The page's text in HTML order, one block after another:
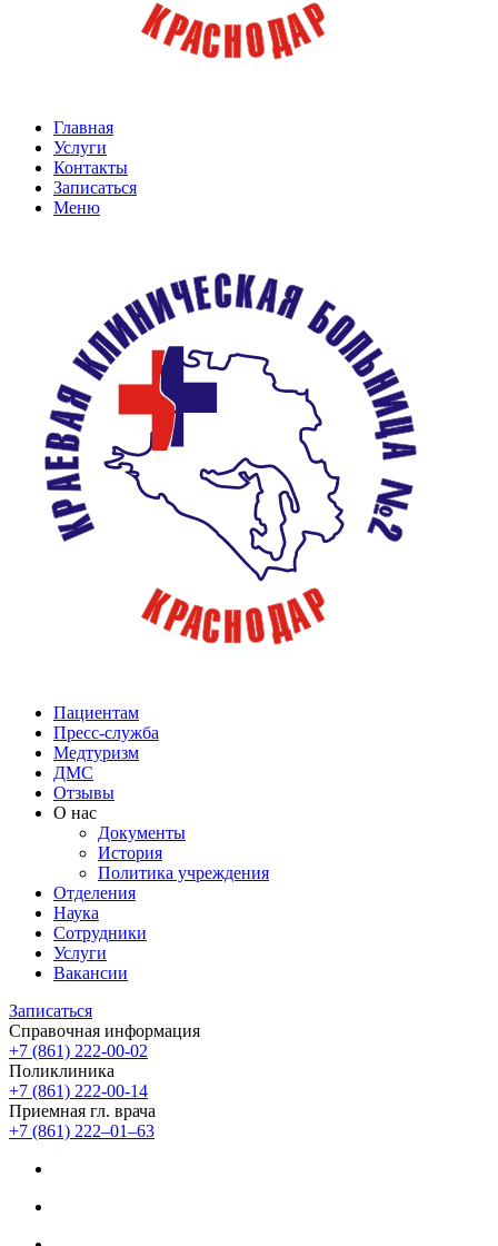
Главная
Услуги
Контакты
Записаться
Меню
Пациентам
Пресс-служба
Медтуризм
ДМС
Отзывы
О нас
Документы
История
Политика учреждения
Отделения
Наука
Сотрудники
Услуги
Вакансии
Записаться
Справочная информация
+7 (861) 222-00-02
Поликлиника
+7 (861) 222-00-14
Приемная гл. врача
+7 (861) 222‒01‒63